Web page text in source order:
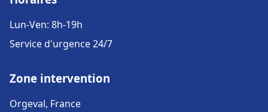
Lun-Ven: 8h-19h
Service d'urgence 24/7
Zone intervention
Orgeval, France